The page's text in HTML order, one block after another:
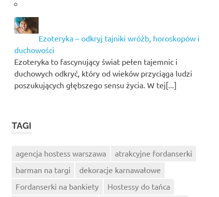
Ezoteryka – odkryj tajniki wróżb, horoskopów i
duchowości
Ezoteryka to fascynujący świat pełen tajemnic i
duchowych odkryć, który od wieków przyciąga ludzi
poszukujących głębszego sensu życia. W tej[...]
TAGI
agencja hostess warszawa
atrakcyjne fordanserki
barman na targi
dekoracje karnawałowe
Fordanserki na bankiety
Hostessy do tańca